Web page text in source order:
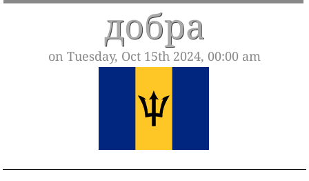
добра
on Tuesday, Oct 15th 2024, 00:00 am